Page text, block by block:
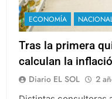
ECONOMÍA
Tras la primera
calculan la
Diario EL SOL 2